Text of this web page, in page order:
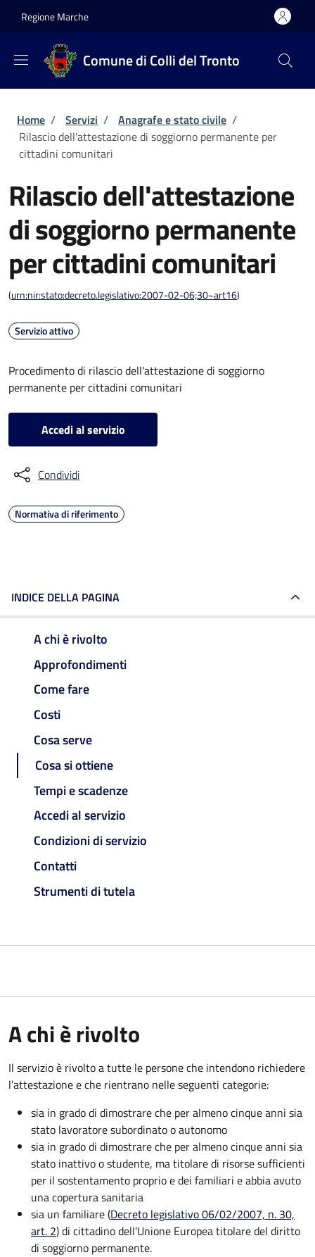
Regione Marche
Comune di Colli del Tronto
Briciole di pane
Home / Servizi / Anagrafe e stato civile /
Rilascio dell'attestazione di soggiorno permanente per
cittadini comunitari
Rilascio dell'attestazione
di soggiorno permanente
per cittadini comunitari
(urn:nir:stato:decreto.legislativo:2007-02-06;30~art16)
Servizio attivo
Procedimento di rilascio dell'attestazione di soggiorno
permanente per cittadini comunitari
Accedi al servizio
Condividi
Normativa di riferimento
INDICE DELLA PAGINA
A chi è rivolto
Approfondimenti
Come fare
Costi
Cosa serve
Cosa si ottiene
Tempi e scadenze
Accedi al servizio
Condizioni di servizio
Contatti
Strumenti di tutela
A chi è rivolto
Il servizio è rivolto a tutte le persone che intendono richiedere
l’attestazione e che rientrano nelle seguenti categorie:
sia in grado di dimostrare che per almeno cinque anni sia
stato lavoratore subordinato o autonomo
sia in grado di dimostrare che per almeno cinque anni sia
stato inattivo o studente, ma titolare di risorse sufficienti
per il sostentamento proprio e dei familiari e abbia avuto
una copertura sanitaria
sia un familiare (Decreto legislativo 06/02/2007, n. 30,
art. 2) di cittadino dell'Unione Europea titolare del diritto
di soggiorno permanente.